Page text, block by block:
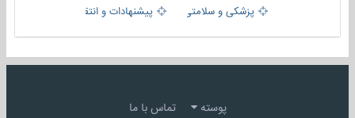
پزشکی و سلامتی
پیشنهادات و انتقادات
پوسته تماس با ما